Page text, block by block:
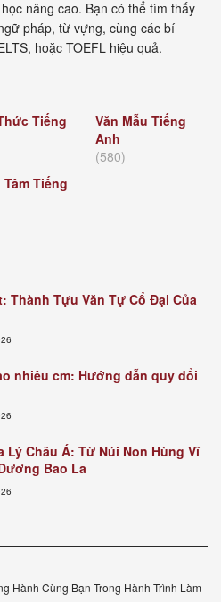
nâng cao. Bạn có thể tìm thấy
pháp, từ vựng, cùng các bí
hoặc TOEFL hiệu quả.
Tiếng
Tiếng
Văn Mẫu Tiếng
Anh
(580)
Thành Tựu Văn Tự Cổ Đại Của
nhiêu cm: Hướng dẫn quy đổi
Lý Châu Á: Từ Núi Non Hùng Vĩ
Bao La
Hành Cùng Bạn Trong Hành Trình Làm